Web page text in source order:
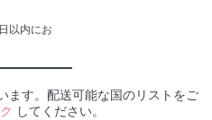
以内にお
ます。配送可能な国のリストをご
してください。